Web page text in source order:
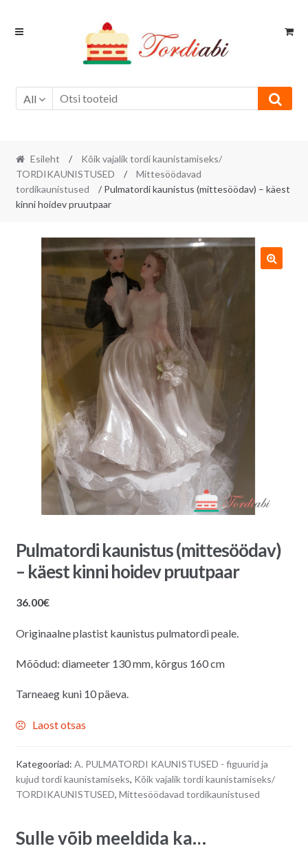
Skip
Skip
All
Esileht /
Kõik vajalik tordi kaunistamiseks/
TORDIKAUNISTUSED
/
Mittesöödavad
tordikaunistused
/ Pulmatordi kaunistus (mittesöödav) – käest
kinni hoidev pruutpaar
Pulmatordi kaunistus (mittesöödav)
– käest kinni hoidev pruutpaar
36.00€
Originaalne plastist kaunistus pulmatordi peale.
Mõõdud: diameeter 130 mm, kõrgus 160 cm
Tarneaeg kuni 10 päeva.
Laost otsas
Kategooriad: A. PULMATORDI KAUNISTUSED - figuurid ja
kujud tordi kaunistamiseks, Kõik vajalik tordi kaunistamiseks/
TORDIKAUNISTUSED, Mittesöödavad tordikaunistused
Sulle võib meeldida ka…